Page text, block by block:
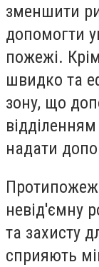
зменшити
допомогти
пожежі.
швидко та
зону, що
надати
невід'ємну
та захисту
сприяють